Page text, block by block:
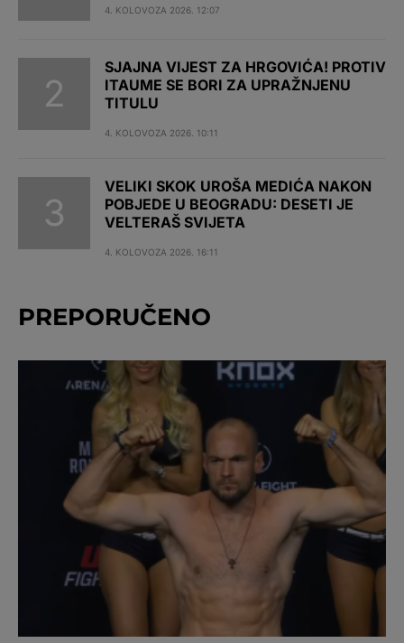
4. KOLOVOZA 2026. 12:07
SJAJNA VIJEST ZA HRGOVIĆA! PROTIV
ITAUME SE BORI ZA UPRAŽNJENU
TITULU
4. KOLOVOZA 2026. 10:11
VELIKI SKOK UROŠA MEDIĆA NAKON
POBJEDE U BEOGRADU: DESETI JE
VELTERAŠ SVIJETA
4. KOLOVOZA 2026. 16:11
PREPORUČENO